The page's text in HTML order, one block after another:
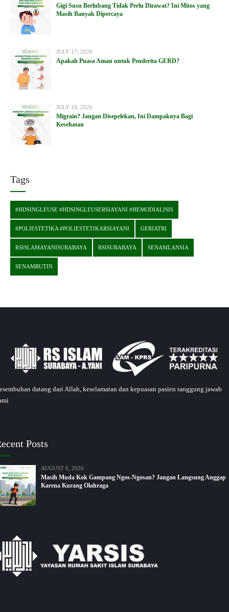
Gigi Susu Berlubang Tidak Perlu Dirawat? Ini Mitos yang
Masih Banyak Dipercaya
JULY 17, 2026
Apakah Puasa Aman untuk Penderita GERD?
JULY 16, 2026
Migrain? Jangan Disepelekan, Ini Dampaknya Bagi
Kesehatan
Tags
#HDSINGLEUSE #HDSINGLEUSERSIAYANI #HEMODIALISIS
#POLIESTETIKA #POLIESTETIKARSIAYANI GERIATRI
RSISLAMAYANISURABAYA RSISURABAYA SENAMLANSIA
SENAMRUTIN
datang dari Allah, keselamatan dan kepuasan pasien tanggung jawab
Posts
AUGUST 6, 2026
Masih Muda Kok Gampang Ngos-Ngosan? Jangan Langsung Anggap
Karena Kurang Olahraga